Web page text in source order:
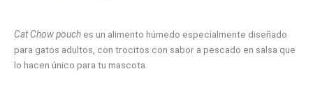
Cat Chow pouch es un alimento húmedo especialmente diseñado
para gatos adultos, con trocitos con sabor a pescado en salsa que
lo hacen único para tu mascota.